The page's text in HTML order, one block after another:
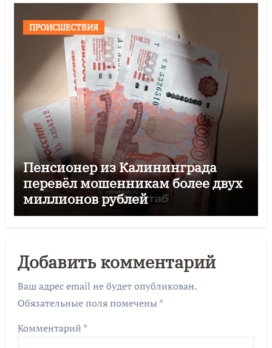
ПРОИСШЕСТВИЯ
Пенсионер из Калининграда
перевёл мошенникам более двух
миллионов рублей
Добавить комментарий
Ваш адрес email не будет опубликован.
Обязательные поля помечены *
Комментарий *